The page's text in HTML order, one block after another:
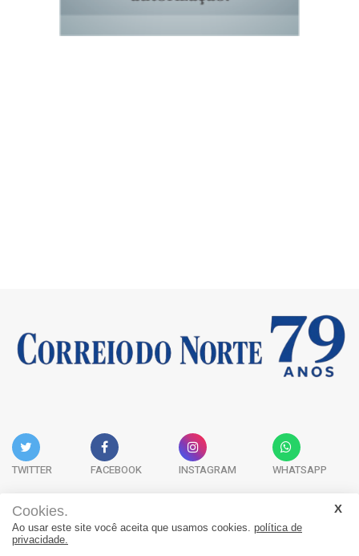
TWITTER FACEBOOK INSTAGRAM WHATSAPP
Acervo Digital Fale Conosco Quem Somos
Cookies.
Ao usar este site você aceita que usamos cookies. política de
privacidade.